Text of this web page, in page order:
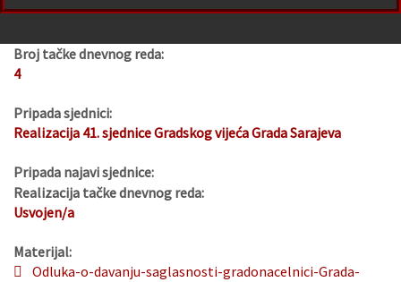
Broj tačke dnevnog reda:
4
Pripada sjednici:
Realizacija 41. sjednice Gradskog vijeća Grada Sarajeva
Pripada najavi sjednice:
Realizacija tačke dnevnog reda:
Usvojen/a
Materijal:
Odluka-o-davanju-saglasnosti-gradonacelnici-Grada-